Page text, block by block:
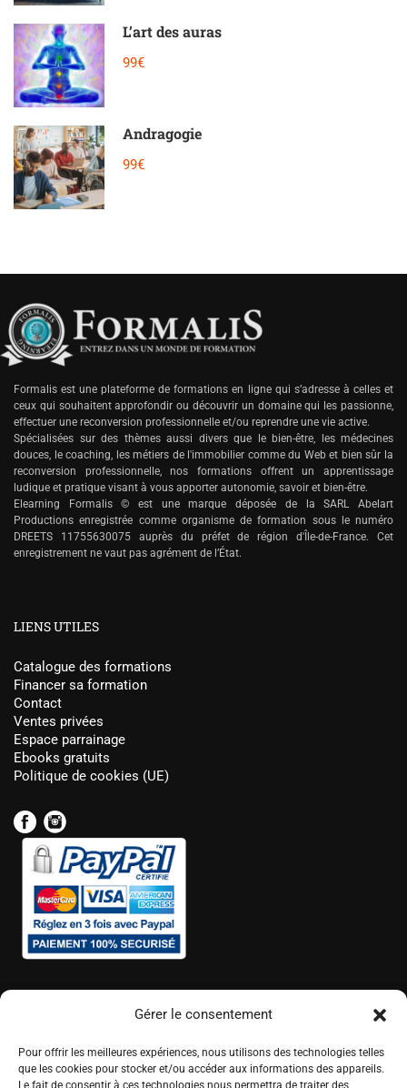
Gérer le consentement
Pour offrir les meilleures expériences, nous utilisons des technologies telles
que les cookies pour stocker et/ou accéder aux informations des appareils.
Le fait de consentir à ces technologies nous permettra de traiter des
L’art des auras
99€
Andragogie
99€
Formalis est une plateforme de formations en ligne qui s’adresse à celles et
ceux qui souhaitent approfondir ou découvrir un domaine qui les passionne,
effectuer une reconversion professionnelle et/ou reprendre une vie active.
Spécialisées sur des thèmes aussi divers que le bien-être, les médecines
douces, le coaching, les métiers de l'immobilier comme du Web et bien sûr la
reconversion professionnelle, nos formations offrent un apprentissage
ludique et pratique visant à vous apporter autonomie, savoir et bien-être.
Elearning Formalis © est une marque déposée de la SARL Abelart
Productions enregistrée comme organisme de formation sous le numéro
DREETS 11755630075 auprès du préfet de région d'Île-de-France. Cet
enregistrement ne vaut pas agrément de l’État.
LIENS UTILES
Catalogue des formations
Financer sa formation
Contact
Ventes privées
Espace parrainage
Ebooks gratuits
Politique de cookies (UE)